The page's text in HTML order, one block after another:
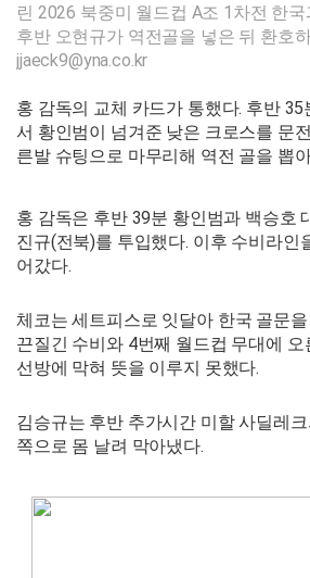
린 2026 북중미 월드컵 A조 1차전 한
후반 오현규가 역전골을 넣은 뒤 환호
jjaeck9@yna.co.kr
홍 감독의 교체 카드가 통했다. 후반
서 황인범이 넘겨준 낮은 크로스를 문
른발 슈팅으로 마무리해 역전 골을 뽑
홍 감독은 후반 39분 황인범과 백승호
진규(전북)를 투입했다. 이후 수비라인
어갔다.
체코는 세트피스로 잇달아 한국 골문
끈질긴 수비와 4번째 월드컵 무대에 오
선방에 막혀 뜻을 이루지 못했다.
김승규는 후반 추가시간 미할 사딜레
쪽으로 몸 날려 막아냈다.